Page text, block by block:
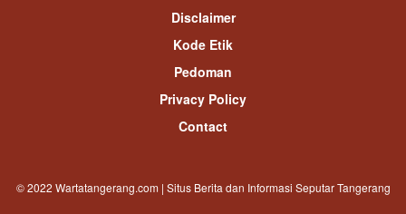
Disclaimer
Kode Etik
Pedoman
Privacy Policy
Contact
© 2022 Wartatangerang.com | Situs Berita dan Informasi Seputar Tangerang